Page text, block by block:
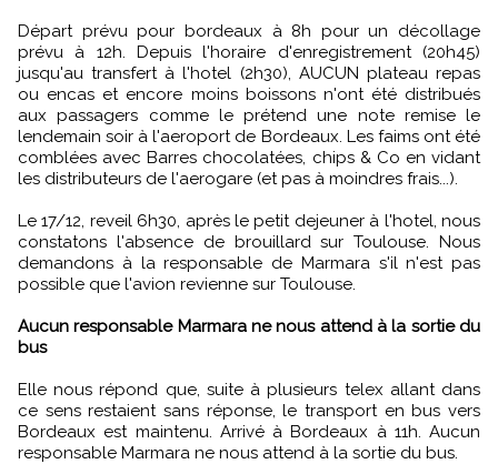
Départ prévu pour bordeaux à 8h pour un décollage
prévu à 12h. Depuis l'horaire d'enregistrement (20h45)
jusqu'au transfert à l'hotel (2h30), AUCUN plateau repas
ou encas et encore moins boissons n'ont été distribués
aux passagers comme le prétend une note remise le
lendemain soir à l'aeroport de Bordeaux. Les faims ont été
comblées avec Barres chocolatées, chips & Co en vidant
les distributeurs de l'aerogare (et pas à moindres frais...).
Le 17/12, reveil 6h30, après le petit dejeuner à l'hotel, nous
constatons l'absence de brouillard sur Toulouse. Nous
demandons à la responsable de Marmara s'il n'est pas
possible que l'avion revienne sur Toulouse.
Aucun responsable Marmara ne nous attend à la sortie du
bus
Elle nous répond que, suite à plusieurs telex allant dans
ce sens restaient sans réponse, le transport en bus vers
Bordeaux est maintenu. Arrivé à Bordeaux à 11h. Aucun
responsable Marmara ne nous attend à la sortie du bus.